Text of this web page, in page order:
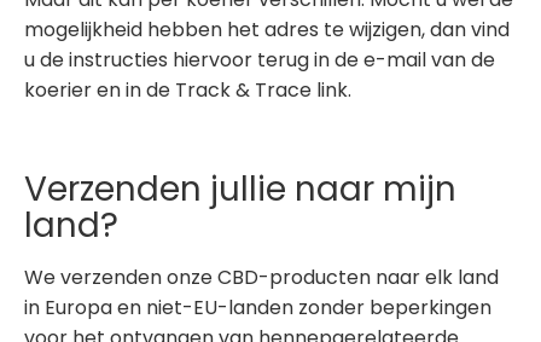
mogelijkheid hebben het adres te wijzigen, dan vind
u de instructies hiervoor terug in de e-mail van de
koerier en in de Track & Trace link.
Verzenden jullie naar mijn
land?
We verzenden onze CBD-producten naar elk land
in Europa en niet-EU-landen zonder beperkingen